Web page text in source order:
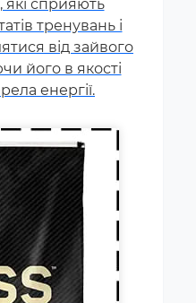
які сприяють
тренувань і
від зайвого
його в якості
енергії.
але
за складом